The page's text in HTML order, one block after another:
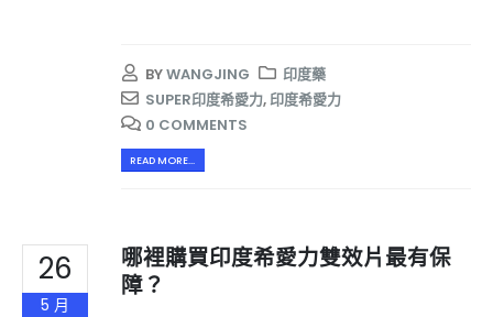
BYWANGJING
印度藥
SUPER印度希愛力,印度希愛力
0 COMMENTS
READ MORE...
26
5 月
哪裡購買印度希愛力雙效片最有保
障？